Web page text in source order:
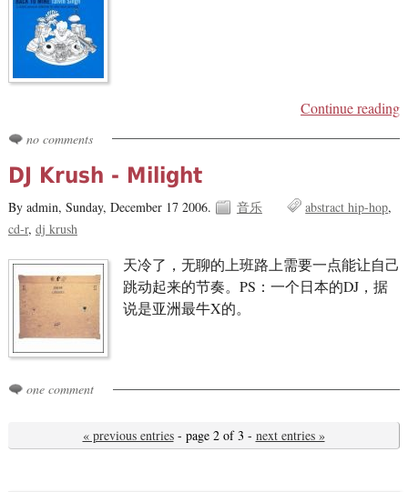
Continue reading
no comments
DJ Krush - Milight
By admin, Sunday, December 17 2006. 音乐
abstract hip-hop
cd-r dj krush
天冷了，无聊的上班路上需要一点能让自己
跳动起来的节奏。PS：一个日本的DJ，据
说是亚洲最牛X的。
one comment
« previous entries- page 2 of 3 - next entries »